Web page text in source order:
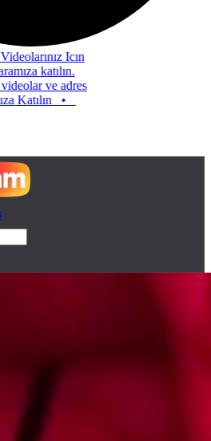
katılın. Istek Videolarınız Icın
ve adres için aramıza katılın.
Katılın•Istek videolar ve adres
Icın Aramıza Katılın